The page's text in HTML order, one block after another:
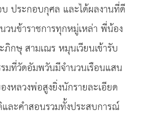
ประกอบกุศล และได้ผลงานที่ดี
นข้าราชการทุกหมู่เหล่า พี่น้อง
กษุ สามเณร หมุนเวียนเข้ารับ
มที่วัดอัมพวันมีจำนวนเรือนแสน
งหลวงพ่อสูงยิ่งนักรายละเอียด
ละคำสอนรวมทั้งประสบการณ์